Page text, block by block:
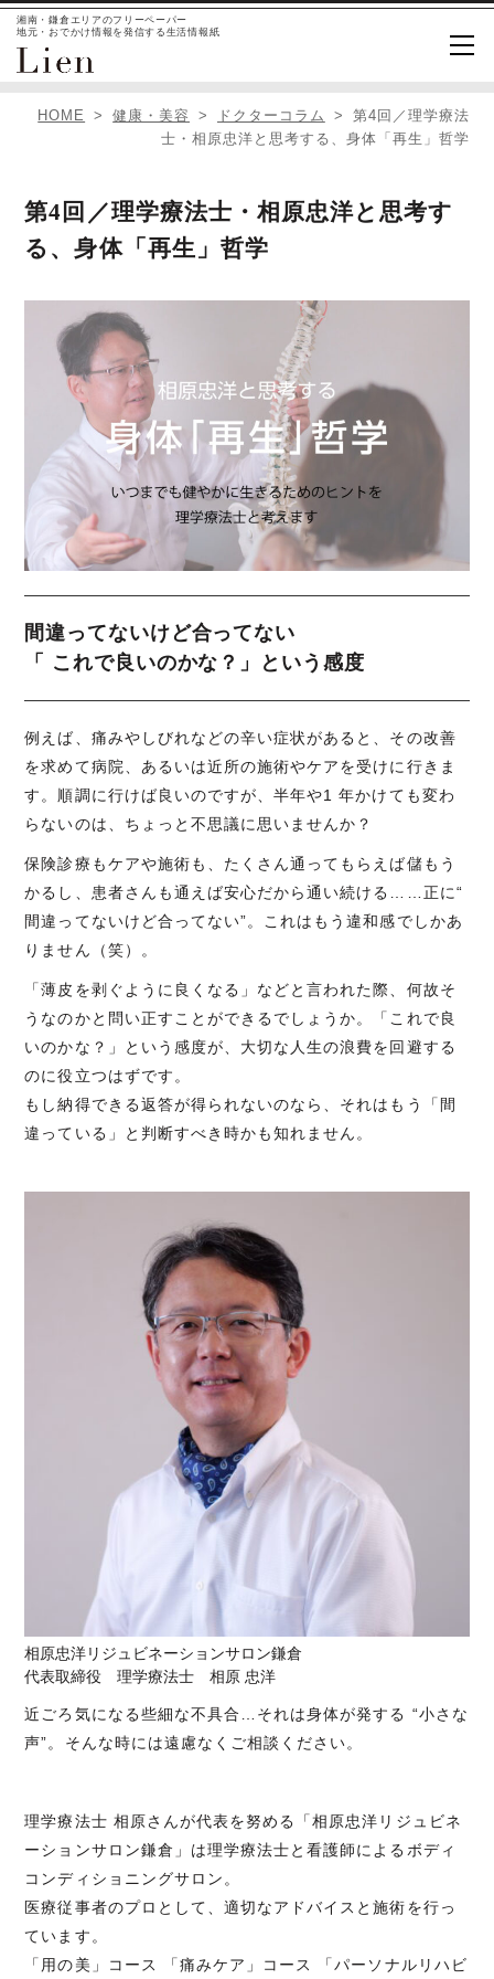
湘南・鎌倉エリアのフリーペーパー
地元・おでかけ情報を発信する生活情報紙
HOME 健康・美容 ドクターコラム
第4回／理学療法
士・相原忠洋と思考する、身体「再生」哲学
第4回／理学療法士・相原忠洋と思考す
る、身体「再生」哲学
間違ってないけど合ってない
「 これで良いのかな？」という感度
例えば、痛みやしびれなどの辛い症状があると、その改善
を求めて病院、あるいは近所の施術やケアを受けに行きま
す。順調に行けば良いのですが、半年や1 年かけても変わ
らないのは、ちょっと不思議に思いませんか？
保険診療もケアや施術も、たくさん通ってもらえば儲もう
かるし、患者さんも通えば安心だから通い続ける……正に“
間違ってないけど合ってない”。これはもう違和感でしかあ
りません（笑）。
「薄皮を剥ぐように良くなる」などと言われた際、何故そ
うなのかと問い正すことができるでしょうか。「これで良
いのかな？」という感度が、大切な人生の浪費を回避する
のに役立つはずです。
もし納得できる返答が得られないのなら、それはもう「間
違っている」と判断すべき時かも知れません。
相原忠洋リジュビネーションサロン鎌倉
代表取締役 理学療法士 相原 忠洋
近ごろ気になる些細な不具合…それは身体が発する “小さな
声”。そんな時には遠慮なくご相談ください。
理学療法士 相原さんが代表を努める「相原忠洋リジュビネ
ーションサロン鎌倉」は理学療法士と看護師によるボディ
コンディショニングサロン。
医療従事者のプロとして、適切なアドバイスと施術を行っ
ています。
「用の美」コース 「痛みケア」コース 「パーソナルリハビ